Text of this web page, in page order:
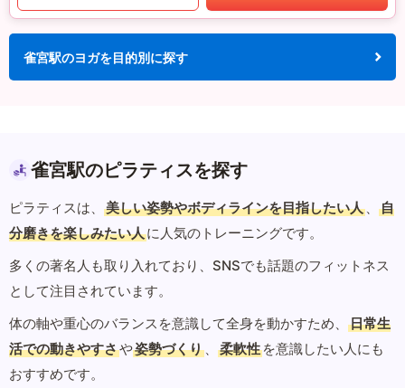
雀宮駅のヨガを目的別に探す
雀宮駅のピラティスを探す
ピラティスは、 美しい姿勢やボディラインを目指したい人 、
自
分磨きを楽しみたい人に人気のトレーニングです。
多くの著名人も取り入れており、SNSでも話題のフィットネス
として注目されています。
体の軸や重心のバランスを意識して全身を動かすため、
日常生
活での動きやすさや姿勢づくり 、 柔軟性 を意識したい人にも
おすすめです。